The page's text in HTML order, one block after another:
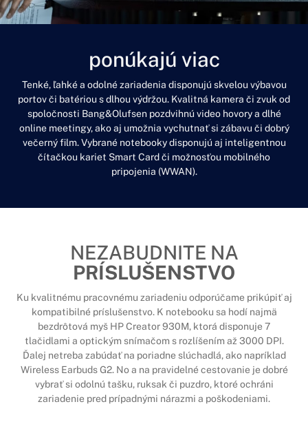
ponúkajú viac
Tenké, ľahké a odolné zariadenia disponujú skvelou výbavou
portov či batériou s dlhou výdržou. Kvalitná kamera či zvuk od
spoločnosti Bang&Olufsen pozdvihnú video hovory a dlhé
online meetingy, ako aj umožnia vychutnať si zábavu či dobrý
večerný film. Vybrané notebooky disponujú aj inteligentnou
čítačkou kariet Smart Card či možnosťou mobilného
pripojenia (WWAN).
NEZABUDNITE NA
PRÍSLUŠENSTVO
Ku kvalitnému pracovnému zariadeniu odporúčame prikúpiť aj
kompatibilné príslušenstvo. K notebooku sa hodí najmä
bezdrôtová myš HP Creator 930M, ktorá disponuje 7
tlačidlami a optickým snímačom s rozlíšením až 3000 DPI.
Ďalej netreba zabúdať na poriadne slúchadlá, ako napríklad
Wireless Earbuds G2. No a na pravidelné cestovanie je dobré
vybrať si odolnú tašku, ruksak či puzdro, ktoré ochráni
zariadenie pred prípadnými nárazmi a poškodeniami.